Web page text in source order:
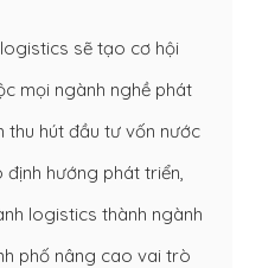
sẽ tạo cơ hội
mọi ngành nghề phát
thu hút đầu tư vốn nước
hướng phát triển,
logistics thành ngành
phố nâng cao vai trò